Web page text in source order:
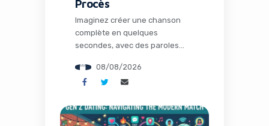
Procès
Imaginez créer une chanson
complète en quelques
secondes, avec des paroles
entraînante et une voix qui
semble tout droit sortie d’un
promesse des outils
d’intelligence artificielle comme
08/08/2026